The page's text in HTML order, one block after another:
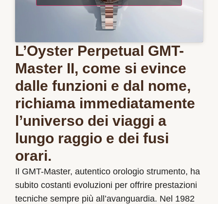
L’Oyster Perpetual GMT-
Master II, come si evince
dalle funzioni e dal nome,
richiama immediatamente
l’universo dei viaggi a
lungo raggio e dei fusi
orari.
Il GMT-Master, autentico orologio strumento, ha
subito costanti evoluzioni per offrire prestazioni
tecniche sempre più all’avanguardia. Nel 1982